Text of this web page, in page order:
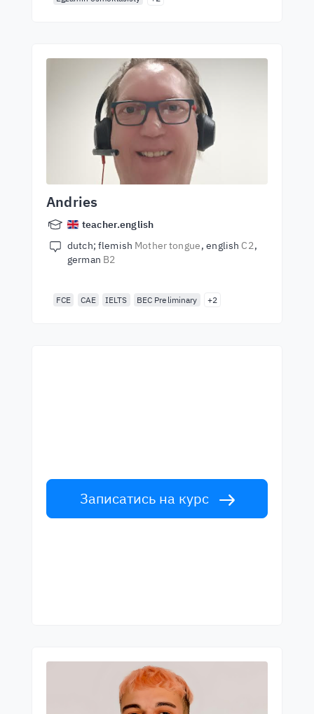
Andries
teacher.english
dutch; flemish Mother tongue english C2
german B2
FCE CAE IELTS BEC Preliminary +2
Записатись на курс